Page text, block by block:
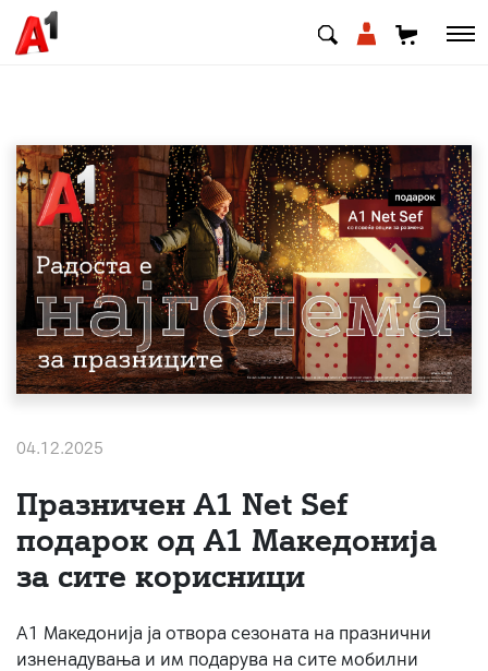
МК EN SQ
Приватни Деловни
Поддршка
Надополни кредит
За нас
#ПодобарОнлајн
04.12.2025
Празничен A1 Net Sеf
подарок од А1 Македонија
за сите корисници
А1 Македонија ја отвора сезоната на празнични
изненадувања и им подарува на сите мобилни